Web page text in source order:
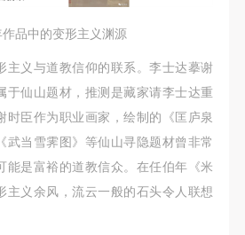
品中的变形主义渊源
主义与道教信仰的联系。李士达摹谢
于仙山题材，推测是藏家请李士达重
时臣作为职业画家，绘制的《匡庐泉
武当雪霁图》等仙山寻隐题材曾非常
能是富裕的道教信众。在任伯年《米
主义余风，流云一般的石头令人联想